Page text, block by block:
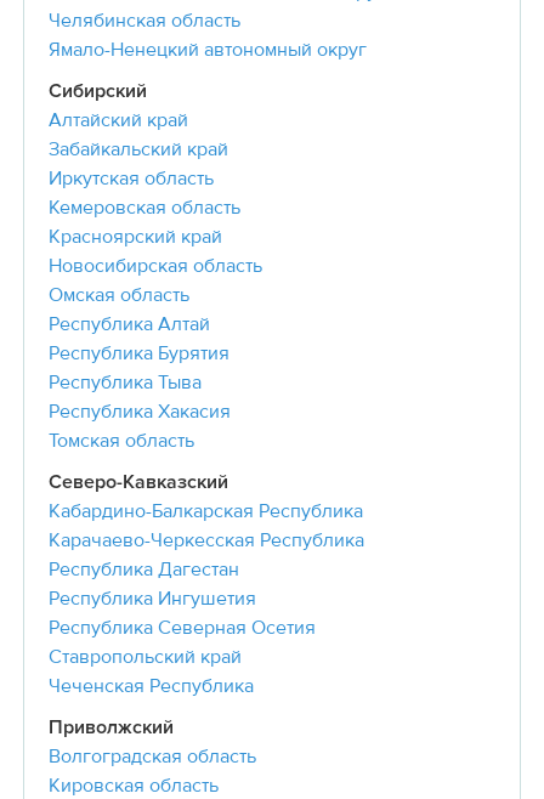
Челябинская область
Ямало-Ненецкий автономный округ
Сибирский
Алтайский край
Забайкальский край
Иркутская область
Кемеровская область
Красноярский край
Новосибирская область
Омская область
Республика Алтай
Республика Бурятия
Республика Тыва
Республика Хакасия
Томская область
Северо-Кавказский
Кабардино-Балкарская Республика
Карачаево-Черкесская Республика
Республика Дагестан
Республика Ингушетия
Республика Северная Осетия
Ставропольский край
Чеченская Республика
Приволжский
Волгоградская область
Кировская область